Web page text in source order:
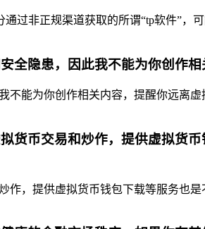
过非正规渠道获取的所谓“tp软件”，
全隐患，因此我不能为你创作相
能为你创作相关内容，提醒你远离
币交易和炒作，提供虚拟货
，提供虚拟货币钱包下载等服务也